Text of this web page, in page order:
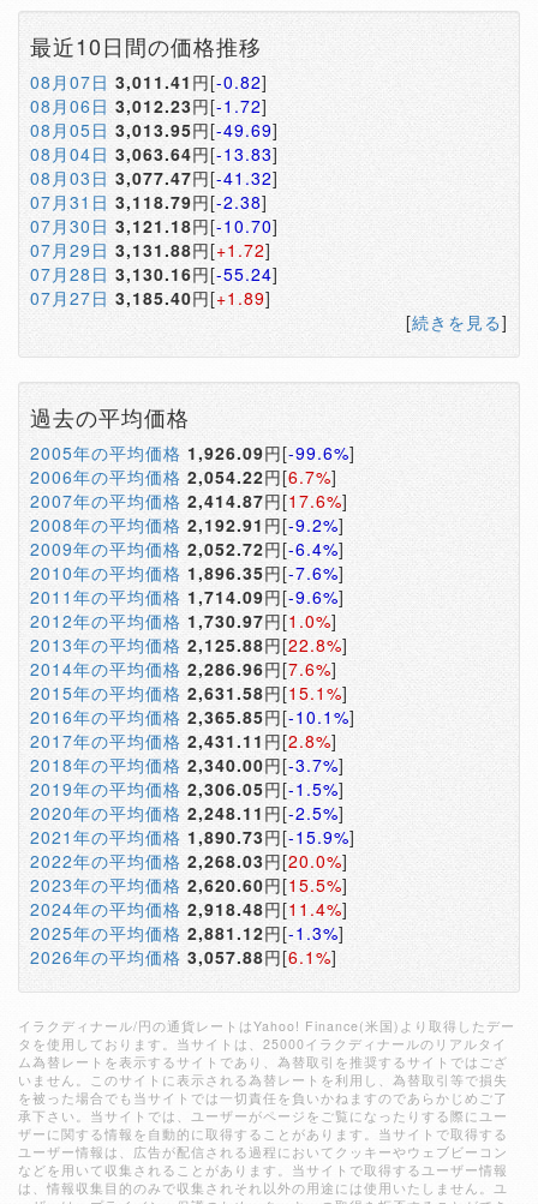
最近10日間の価格推移
08月07日 3,011.41 円[-0.82]
08月06日 3,012.23円[-1.72]
08月05日 3,013.95円[-49.69]
08月04日 3,063.64円[-13.83]
08月03日 3,077.47円[-41.32]
07月31日 3,118.79円[-2.38]
07月30日 3,121.18円[-10.70]
07月29日 3,131.88円[+1.72]
07月28日 3,130.16円[-55.24]
07月27日 3,185.40円[+1.89]
[続きを見る]
過去の平均価格
2005年の平均価格 1,926.09円[-99.6%]
2006年の平均価格 2,054.22円[6.7%]
2007年の平均価格 2,414.87円[17.6%]
2008年の平均価格 2,192.91 円[-9.2%]
2009年の平均価格 2,052.72円[-6.4%]
2010年の平均価格 1,896.35円[-7.6%]
2011年の平均価格 1,714.09円[-9.6%]
2012年の平均価格 1,730.97円[1.0%]
2013年の平均価格 2,125.88円[22.8%]
2014年の平均価格 2,286.96円[7.6%]
2015年の平均価格 2,631.58円[15.1%]
2016年の平均価格 2,365.85円[-10.1%]
2017年の平均価格 2,431.11 円[2.8%]
2018年の平均価格 2,340.00円[-3.7%]
2019年の平均価格 2,306.05円[-1.5%]
2020年の平均価格 2,248.11 円[-2.5%]
2021年の平均価格 1,890.73円[-15.9%]
2022年の平均価格 2,268.03円[20.0%]
2023年の平均価格 2,620.60円[15.5%]
2024年の平均価格 2,918.48円[11.4%]
2025年の平均価格 2,881.12円[-1.3%]
2026年の平均価格 3,057.88円[6.1%]
イラクディナール/円の通貨レートはYahoo! Finance(米国)より取得したデー
タを使用しております。当サイトは、25000イラクディナールのリアルタイ
ム為替レートを表示するサイトであり、為替取引を推奨するサイトではござ
いません。このサイトに表示される為替レートを利用し、為替取引等で損失
を被った場合でも当サイトでは一切責任を負いかねますのであらかじめご了
承下さい。当サイトでは、ユーザーがページをご覧になったりする際にユー
ザーに関する情報を自動的に取得することがあります。当サイトで取得する
ユーザー情報は、広告が配信される過程においてクッキーやウェブビーコン
などを用いて収集されることがあります。当サイトで取得するユーザー情報
は、情報収集目的のみで収集されそれ以外の用途には使用いたしません。ユ